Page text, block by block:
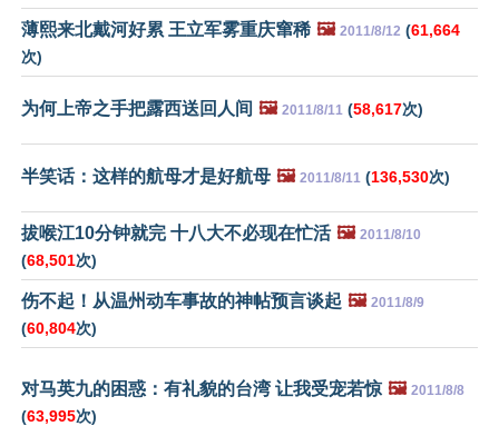
薄熙来北戴河好累 王立军雾重庆窜稀 🖼️ 2011/8/12 (61,664
次)
为何上帝之手把露西送回人间 🖼️ 2011/8/11 (58,617次)
半笑话：这样的航母才是好航母 🖼️ 2011/8/11 (136,530次)
拔喉江10分钟就完 十八大不必现在忙活 🖼️ 2011/8/10
(68,501次)
伤不起！从温州动车事故的神帖预言谈起 🖼️ 2011/8/9
(60,804次)
对马英九的困惑：有礼貌的台湾 让我受宠若惊 🖼️ 2011/8/8
(63,995次)